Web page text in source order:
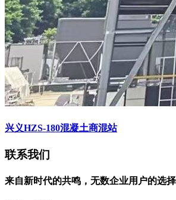
兴义HZS-180混凝土商混站
联系我们
来自新时代的共鸣，无数企业用户的选择